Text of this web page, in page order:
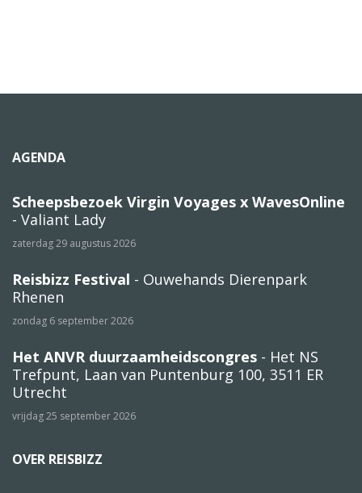
AGENDA
Scheepsbezoek Virgin Voyages x WavesOnline
- Valiant Lady
zaterdag 29 augustus 2026
Reisbizz Festival - Ouwehands Dierenpark
Rhenen
zondag 6 september 2026
Het ANVR duurzaamheidscongres - Het NS
Trefpunt, Laan van Puntenburg 100, 3511 ER
Utrecht
vrijdag 25 september 2026
OVER REISBIZZ